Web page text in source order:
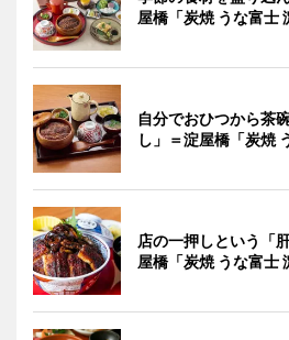
屋橋「炭焼 うな富士
自分でおひつから茶
し」＝淀屋橋「炭焼
店の一押しという「
屋橋「炭焼 うな富士